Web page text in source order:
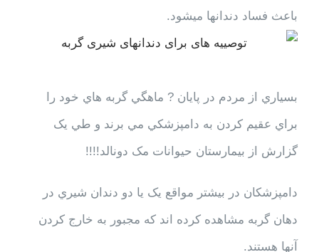
باعث فساد دندانها ميشود.
بسياري از مردم در پايان ? ماهگي گربه هاي خود را
براي عقيم کردن به دامپزشکي مي برند و طي يک
گزارش از بيمارستان حيوانات مک دونالد!!!!
دامپزشکان در بيشتر مواقع يک يا دو دندان شيري در
دهان گربه مشاهده کرده اند که مجبور به خارج کردن
آنها هستند.